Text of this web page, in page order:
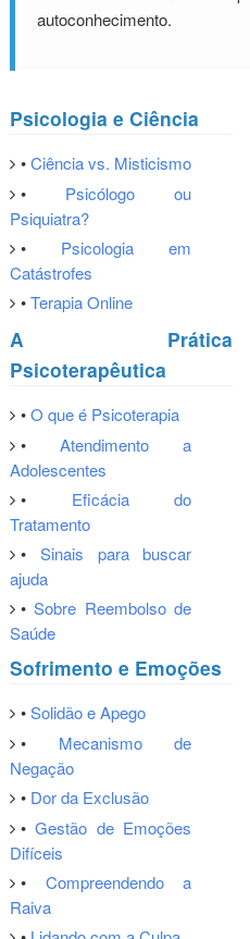
autoconhecimento.
Psicologia e Ciência
•Ciência vs. Misticismo
• Psicólogo ou
Psiquiatra?
• Psicologia em
Catástrofes
•Terapia Online
A Prática
Psicoterapêutica
•O que é Psicoterapia
•Atendimento a
Adolescentes
• Eficácia do
Tratamento
• Sinais para buscar
ajuda
•Sobre Reembolso de
Saúde
Sofrimento e Emoções
•Solidão e Apego
• Mecanismo de
Negação
• Dor da Exclusão
•Gestão de Emoções
Difíceis
• Compreendendo a
Raiva